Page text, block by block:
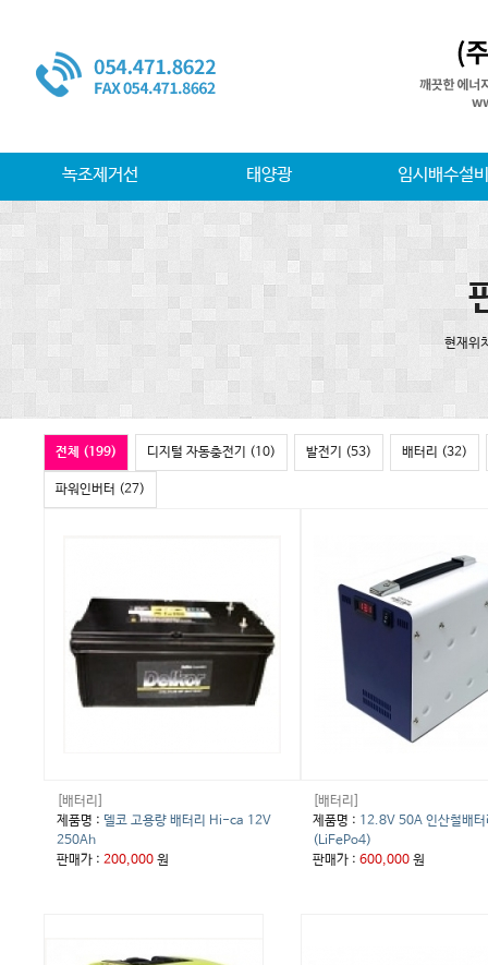
녹조제거선 태양광 임시배수설
현재위
전체 (199) 디지털 자동충전기 (10) 발전기 (53) 배터리 (32)
파워인버터 (27)
[배터리]
제품명 : 델코 고용량 배터리 Hi-ca 12V
250Ah
판매가 : 200,000 원
[배터리]
제품명 : 12.8V 50A 인산철배
(LiFePo4)
판매가 :600,000 원